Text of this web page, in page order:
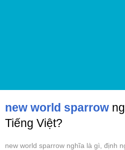
new world sparrow
Tiếng Việt?
new world sparrow nghĩa là gì, định